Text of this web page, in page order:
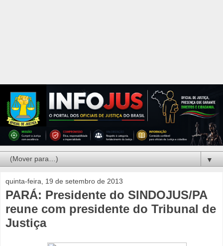
▼
quinta-feira, 19 de setembro de 2013
PARÁ: Presidente do SINDOJUS/PA
reune com presidente do Tribunal de
Justiça